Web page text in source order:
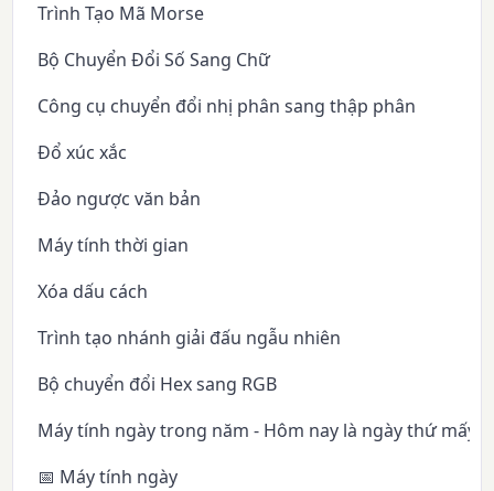
Trình Tạo Mã Morse
Bộ Chuyển Đổi Số Sang Chữ
Công cụ chuyển đổi nhị phân sang thập phân
Đổ xúc xắc
Đảo ngược văn bản
Máy tính thời gian
Xóa dấu cách
Trình tạo nhánh giải đấu ngẫu nhiên
Bộ chuyển đổi Hex sang RGB
Máy tính ngày trong năm - Hôm nay là ngày thứ mấy
📅 Máy tính ngày